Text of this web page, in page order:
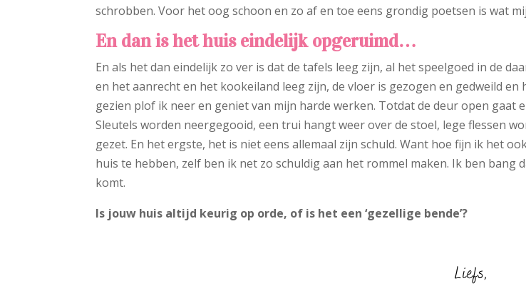
schrobben. Voor het oog schoon en zo af en toe eens grondig poetsen is wat
En dan is het huis eindelijk opgeruimd…
En als het dan eindelijk zo ver is dat de tafels leeg zijn, al het speelgoed in de
en het aanrecht en het kookeiland leeg zijn, de vloer is gezogen en gedweild
gezien plof ik neer en geniet van mijn harde werken. Totdat de deur open gaat
Sleutels worden neergegooid, een trui hangt weer over de stoel, lege flessen
gezet. En het ergste, het is niet eens allemaal zijn schuld. Want hoe fijn ik het
huis te hebben, zelf ben ik net zo schuldig aan het rommel maken. Ik ben bang
komt.
Is jouw huis altijd keurig op orde, of is het een ‘gezellige bende’?